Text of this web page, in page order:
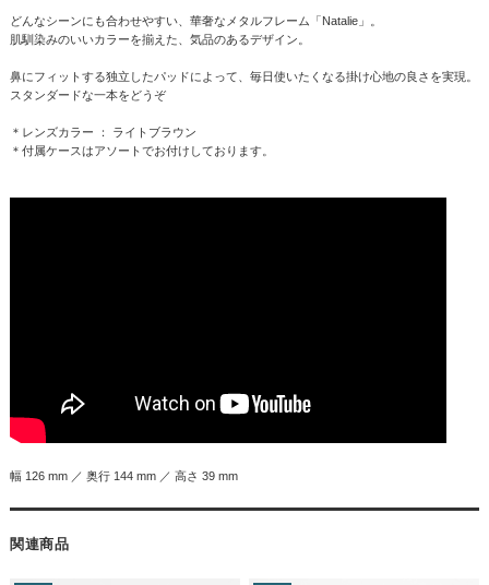
どんなシーンにも合わせやすい、華奢なメタルフレーム「Natalie」。
肌馴染みのいいカラーを揃えた、気品のあるデザイン。
鼻にフィットする独立したパッドによって、毎日使いたくなる掛け心地の良さを実現。
スタンダードな一本をどうぞ
＊レンズカラー ： ライトブラウン
＊付属ケースはアソートでお付けしております。
幅 126 mm ／ 奥行 144 mm ／ 高さ 39 mm
関連商品